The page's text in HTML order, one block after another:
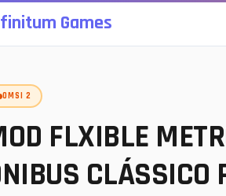
Games
OMSI 2
FLXIBLE